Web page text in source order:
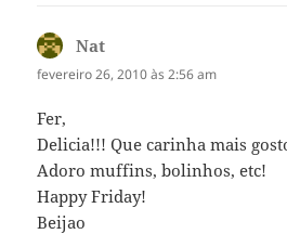
Nat
fevereiro 26, 2010 às 2:56 am
Fer,
Delicia!!! Que carinha mais
Adoro muffins, bolinhos, etc!
Happy Friday!
Beijao